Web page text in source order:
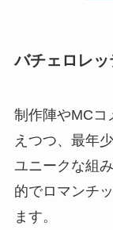
バチェロレ
制作陣やMCコ
えつつ、最年
ユニークな組
的でロマンチ
ます。